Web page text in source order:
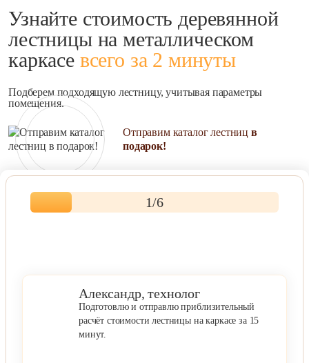
С балясинами
Стеклянные
перила
мдф
ДПК
Отделка фанерой
ступенями
%
Новинка
Узнайте стоимость деревянной
лестницы на металлическом
каркасе всего за 2 минуты
Подберем подходящую лестницу, учитывая параметры
помещения.
Отправим каталог лестниц в
подарок!
1/6
Александр, технолог
Подготовлю и отправлю приблизительный
расчёт стоимости лестницы на каркасе за 15
минут.